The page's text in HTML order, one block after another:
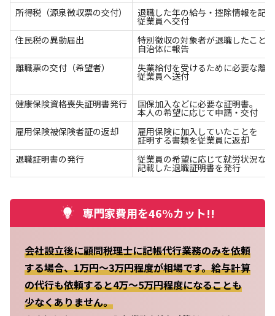
所得税（源泉徴収票の交付） 退職した年の給与・控除情報を記
従業員へ交付
住民税の異動届出
特別徴収の対象者が退職したことを
自治体に報告
離職票の交付（希望者）
失業給付を受けるために必要な離
従業員へ送付
健康保険資格喪失証明書発行 国保加入などに必要な証明書。
本人の希望に応じて申請・交付
雇用保険被保険者証の返却
雇用保険に加入していたことを
証明する書類を従業員に返却
退職証明書の発行
従業員の希望に応じて就労状況な
記載した退職証明書を発行
専門家費用を46%カット!!
会社設立後に顧問税理士に記帳代行業務のみを依頼
する場合、1万円～3万円程度が相場です。給与計算
の代行も依頼すると4万～5万円程度になることも
少なくありません。